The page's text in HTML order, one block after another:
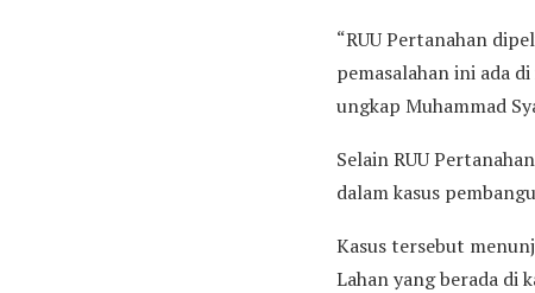
“RUU Pertanahan
pemasalahan ini ada
ungkap Muhammad
Selain RUU
dalam kasus
Kasus tersebut
Lahan yang berada di